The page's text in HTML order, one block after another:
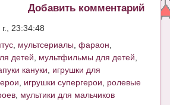
Добавить комментарий
23:34:48
мультсериалы фараон
детей мультфильмы для детей
кануки
игрушки для
игрушки супергерои
ролевые
мультики для мальчиков